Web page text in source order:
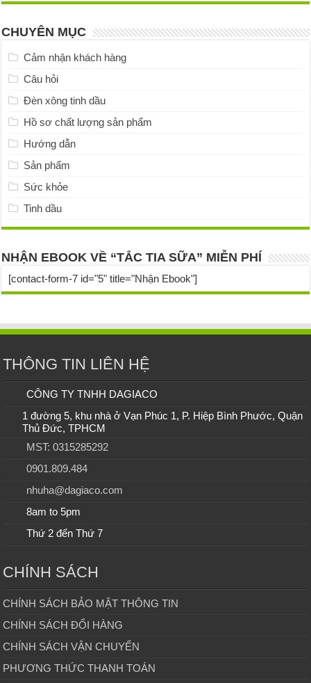
CHUYÊN MỤC
Cảm nhận khách hàng
Câu hỏi
Đèn xông tinh dầu
Hồ sơ chất lượng sản phẩm
Hướng dẫn
Sản phẩm
Sức khỏe
Tinh dầu
NHẬN EBOOK VỀ “TẮC TIA SỮA” MIỄN PHÍ
[contact-form-7 id="5" title="Nhận Ebook"]
THÔNG TIN LIÊN HỆ
CÔNG TY TNHH DAGIACO
1 đường 5, khu nhà ở Vạn Phúc 1, P. Hiệp Bình Phước, Quận
Thủ Đức, TPHCM
MST: 0315285292
0901.809.484
nhuha@dagiaco.com
8am to 5pm
Thứ 2 đến Thứ 7
CHÍNH SÁCH
CHÍNH SÁCH BẢO MẬT THÔNG TIN
CHÍNH SÁCH ĐỔI HÀNG
CHÍNH SÁCH VẬN CHUYỂN
PHƯƠNG THỨC THANH TOÁN